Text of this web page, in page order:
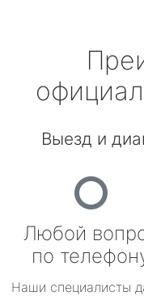
Выезд и
Любой
по
Наши специалисты